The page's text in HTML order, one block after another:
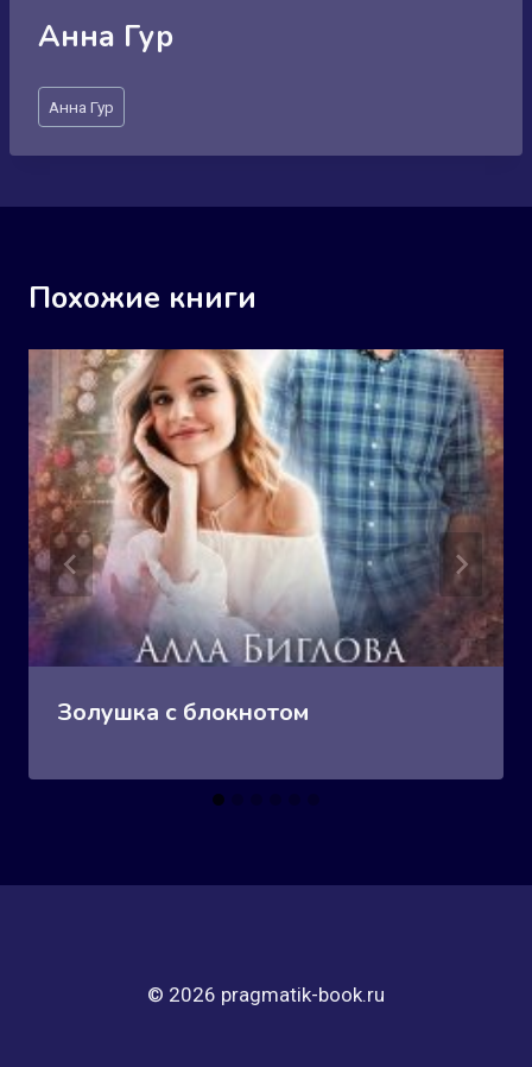
Анна Гур
Метки
записи:
Анна Гур
Похожие книги
Золушка с блокнотом
© 2026 pragmatik-book.ru